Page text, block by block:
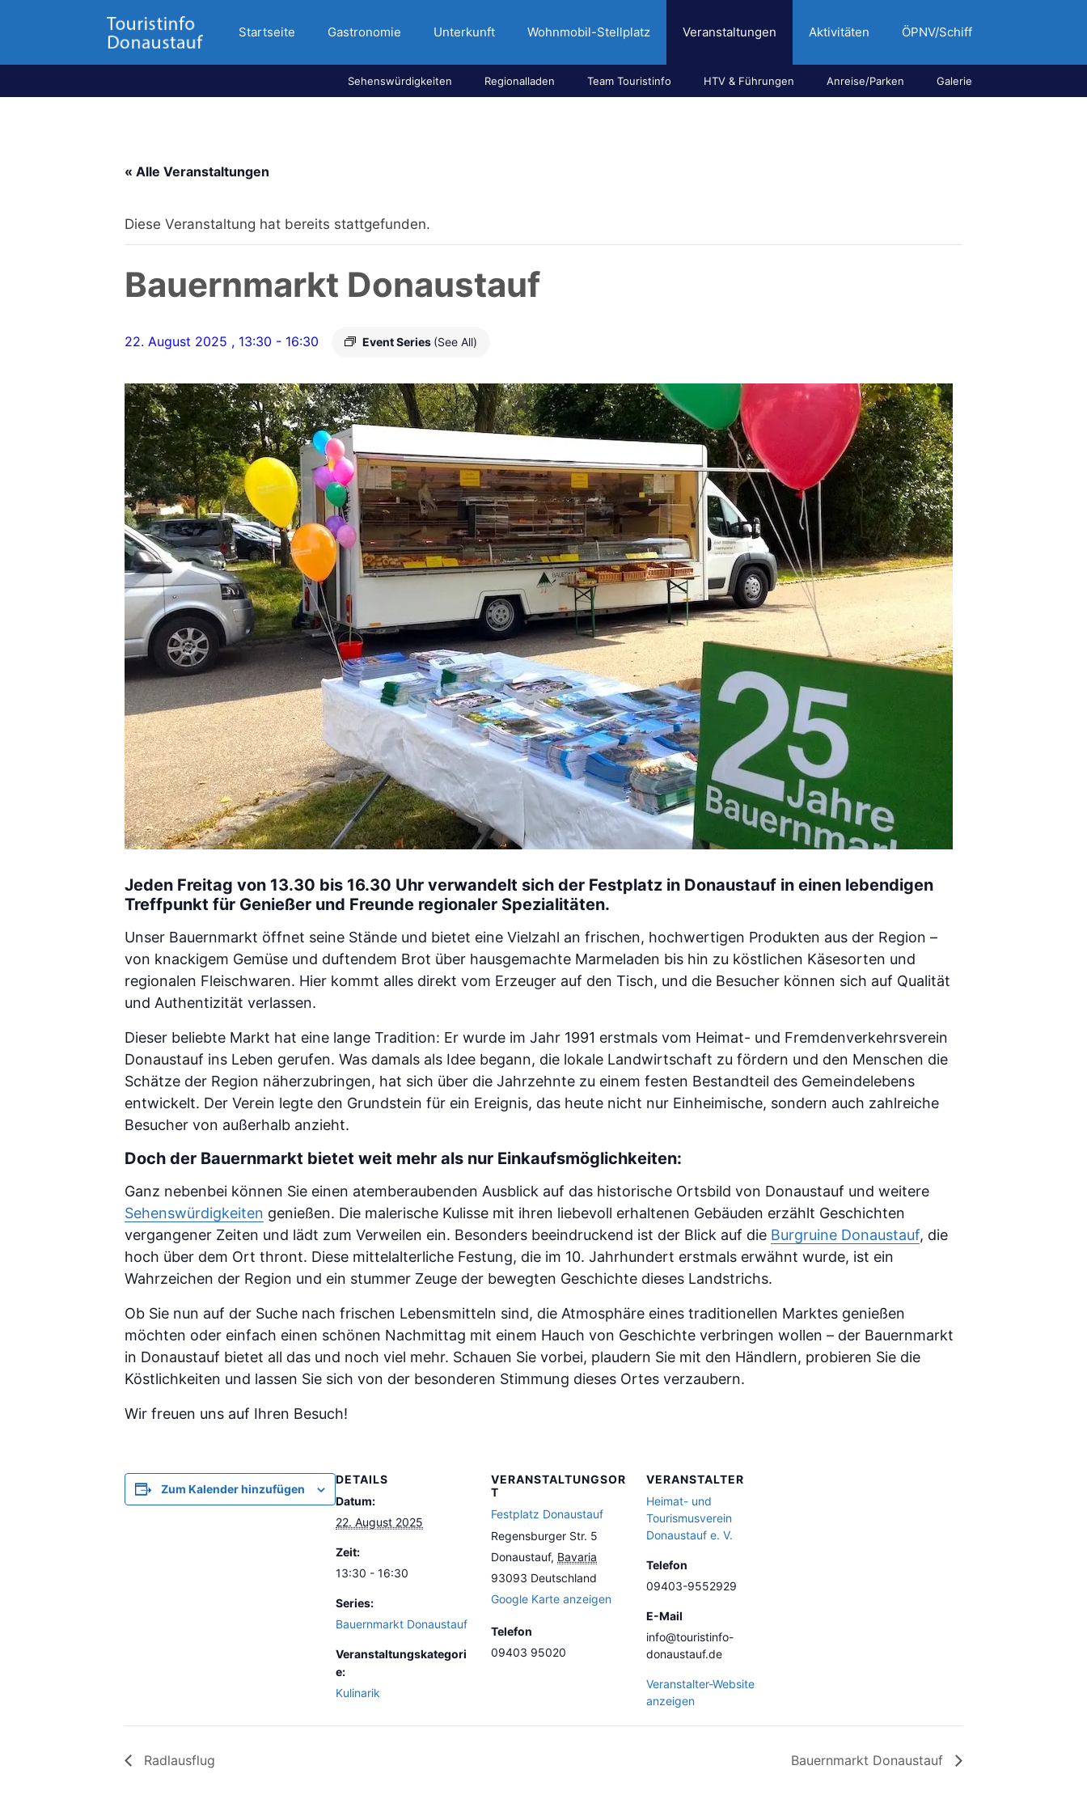
Startseite Gastronomie Unterkunft Wohnmobil-Stellplatz Veranstaltungen Aktivitäten ÖPNV/Schiff
Sehenswürdigkeiten Regionalladen Team Touristinfo HTV & Führungen Anreise/Parken Galerie
« Alle Veranstaltungen
Diese Veranstaltung hat bereits stattgefunden.
Bauernmarkt Donaustauf
22. August 2025 , 13:30 - 16:30 Event Series (See All)
Jeden Freitag von 13.30 bis 16.30 Uhr verwandelt sich der Festplatz in Donaustauf in einen lebendigen
Treffpunkt für Genießer und Freunde regionaler Spezialitäten.
Unser Bauernmarkt öffnet seine Stände und bietet eine Vielzahl an frischen, hochwertigen Produkten aus der Region –
von knackigem Gemüse und duftendem Brot über hausgemachte Marmeladen bis hin zu köstlichen Käsesorten und
regionalen Fleischwaren. Hier kommt alles direkt vom Erzeuger auf den Tisch, und die Besucher können sich auf Qualität
und Authentizität verlassen.
Dieser beliebte Markt hat eine lange Tradition: Er wurde im Jahr 1991 erstmals vom Heimat- und Fremdenverkehrsverein
Donaustauf ins Leben gerufen. Was damals als Idee begann, die lokale Landwirtschaft zu fördern und den Menschen die
Schätze der Region näherzubringen, hat sich über die Jahrzehnte zu einem festen Bestandteil des Gemeindelebens
entwickelt. Der Verein legte den Grundstein für ein Ereignis, das heute nicht nur Einheimische, sondern auch zahlreiche
Besucher von außerhalb anzieht.
Doch der Bauernmarkt bietet weit mehr als nur Einkaufsmöglichkeiten:
Ganz nebenbei können Sie einen atemberaubenden Ausblick auf das historische Ortsbild von Donaustauf und weitere
Sehenswürdigkeiten genießen. Die malerische Kulisse mit ihren liebevoll erhaltenen Gebäuden erzählt Geschichten
vergangener Zeiten und lädt zum Verweilen ein. Besonders beeindruckend ist der Blick auf die Burgruine Donaustauf, die
hoch über dem Ort thront. Diese mittelalterliche Festung, die im 10. Jahrhundert erstmals erwähnt wurde, ist ein
Wahrzeichen der Region und ein stummer Zeuge der bewegten Geschichte dieses Landstrichs.
Ob Sie nun auf der Suche nach frischen Lebensmitteln sind, die Atmosphäre eines traditionellen Marktes genießen
möchten oder einfach einen schönen Nachmittag mit einem Hauch von Geschichte verbringen wollen – der Bauernmarkt
in Donaustauf bietet all das und noch viel mehr. Schauen Sie vorbei, plaudern Sie mit den Händlern, probieren Sie die
Köstlichkeiten und lassen Sie sich von der besonderen Stimmung dieses Ortes verzaubern.
Wir freuen uns auf Ihren Besuch!
Zum Kalender hinzufügen
DETAILS
Datum:
22. August 2025
Zeit:
13:30 - 16:30
Series:
Bauernmarkt Donaustauf
Veranstaltungskategori
e:
Kulinarik
VERANSTALTUNGSOR
T
Festplatz Donaustauf
Regensburger Str. 5
Donaustauf, Bavaria
93093 Deutschland
Google Karte anzeigen
Telefon
09403 95020
VERANSTALTER
Heimat- und
Tourismusverein
Donaustauf e. V.
Telefon
09403-9552929
E-Mail
info@touristinfo-
donaustauf.de
Veranstalter-Website
anzeigen
Radlausflug Bauernmarkt Donaustauf